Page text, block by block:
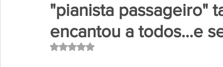
"pianista passageiro"
encantou a todos...e
Avaliado com NaN de 5 estrelas.